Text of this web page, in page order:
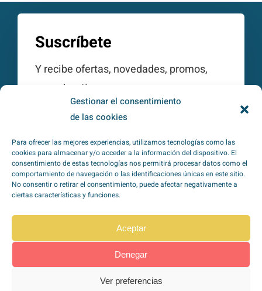
Gestionar el consentimiento
de las cookies
Para ofrecer las mejores experiencias, utilizamos tecnologías como las
cookies para almacenar y/o acceder a la información del dispositivo. El
consentimiento de estas tecnologías nos permitirá procesar datos como el
comportamiento de navegación o las identificaciones únicas en este sitio.
No consentir o retirar el consentimiento, puede afectar negativamente a
ciertas características y funciones.
Aceptar
Denegar
Ver preferencias
Suscríbete
Y recibe ofertas, novedades, promos,
consejos, tips…
Subscribirme
He leído y acepto la
privacidad*